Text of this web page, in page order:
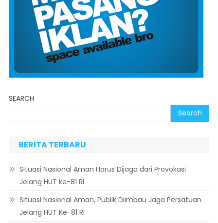
SEARCH
Search
BERITA TERBARU
Situasi Nasional Aman Harus Dijaga dari Provokasi
Jelang HUT ke-81 RI
Situasi Nasional Aman, Publik Diimbau Jaga Persatuan
Jelang HUT Ke-81 RI